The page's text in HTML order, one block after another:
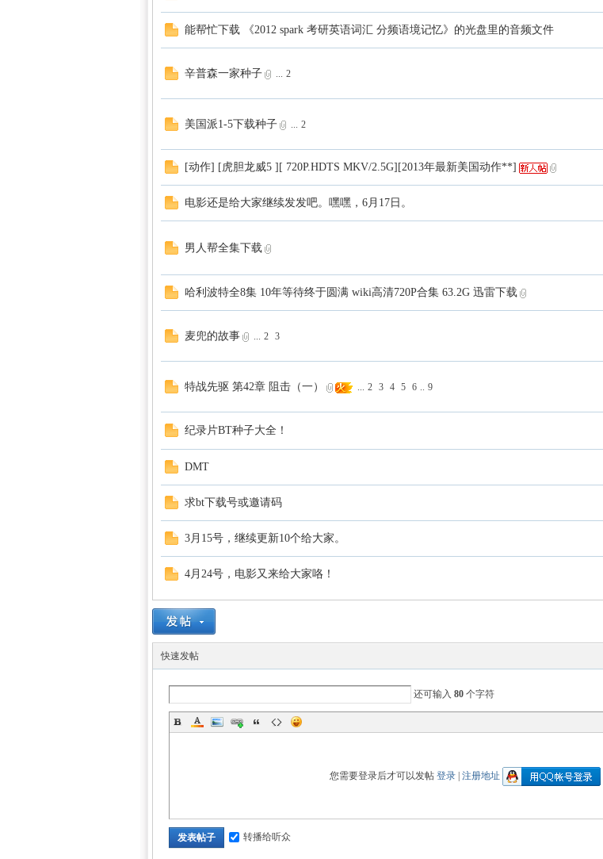
能帮忙下载 《2012 spark 考研英语词汇 分频语境记忆》的光盘里的音频文件
辛普森一家种子 ... 2
美国派1-5下载种子 ... 2
[动作] [虎胆龙威5 ][ 720P.HDTS MKV/2.5G][2013年最新美国动作**]
电影还是给大家继续发发吧。嘿嘿，6月17日。
男人帮全集下载
哈利波特全8集 10年等待终于圆满 wiki高清720P合集 63.2G 迅雷下载
麦兜的故事 ... 2 3
特战先驱 第42章 阻击（一） ... 2 3 4 5 6 .. 9
纪录片BT种子大全！
DMT
求bt下载号或邀请码
3月15号，继续更新10个给大家。
4月24号，电影又来给大家咯！
快速发帖
还可输入 80 个字符
您需要登录后才可以发帖 登录 注册地址
发表帖子 转播给听众